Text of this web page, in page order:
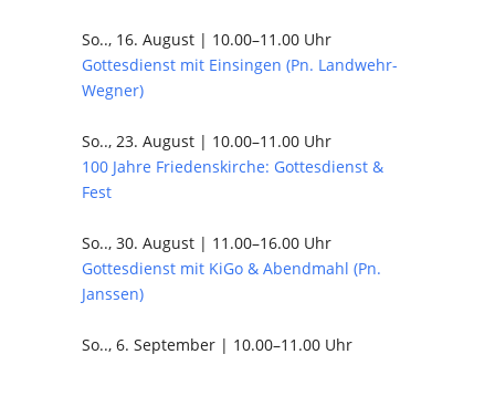
So.., 16. August | 10.00–11.00 Uhr
Gottesdienst mit Einsingen (Pn. Landwehr-
Wegner)
So.., 23. August | 10.00–11.00 Uhr
100 Jahre Friedenskirche: Gottesdienst &
Fest
So.., 30. August | 11.00–16.00 Uhr
Gottesdienst mit KiGo & Abendmahl (Pn.
Janssen)
So.., 6. September | 10.00–11.00 Uhr